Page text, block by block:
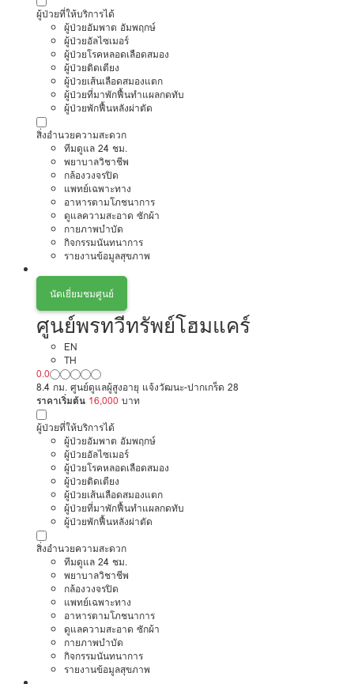
ผู้ป่วยที่ให้บริการได้
ผู้ป่วยอัมพาต อัมพฤกษ์
ผู้ป่วยอัลไซเมอร์
ผู้ป่วยโรคหลอดเลือดสมอง
ผู้ป่วยติดเตียง
ผู้ป่วยเส้นเลือดสมองแตก
ผู้ป่วยที่มาพักฟื้นทำแผลกดทับ
ผู้ป่วยพักฟื้นหลังผ่าตัด
สิ่งอำนวยความสะดวก
ทีมดูแล 24 ชม.
พยาบาลวิชาชีพ
กล้องวงจรปิด
แพทย์เฉพาะทาง
อาหารตามโภชนาการ
ดูแลความสะอาด ซักผ้า
กายภาพบำบัด
กิจกรรมนันทนาการ
รายงานข้อมูลสุขภาพ
นัดเยี่ยมชมศูนย์
ศูนย์พรทวีทรัพย์โฮมแคร์
EN
TH
0.0
8.4 กม. ศูนย์ดูแลผู้สูงอายุ แจ้งวัฒนะ-ปากเกร็ด 28
ราคาเริ่มต้น 16,000 บาท
ผู้ป่วยที่ให้บริการได้
ผู้ป่วยอัมพาต อัมพฤกษ์
ผู้ป่วยอัลไซเมอร์
ผู้ป่วยโรคหลอดเลือดสมอง
ผู้ป่วยติดเตียง
ผู้ป่วยเส้นเลือดสมองแตก
ผู้ป่วยที่มาพักฟื้นทำแผลกดทับ
ผู้ป่วยพักฟื้นหลังผ่าตัด
สิ่งอำนวยความสะดวก
ทีมดูแล 24 ชม.
พยาบาลวิชาชีพ
กล้องวงจรปิด
แพทย์เฉพาะทาง
อาหารตามโภชนาการ
ดูแลความสะอาด ซักผ้า
กายภาพบำบัด
กิจกรรมนันทนาการ
รายงานข้อมูลสุขภาพ